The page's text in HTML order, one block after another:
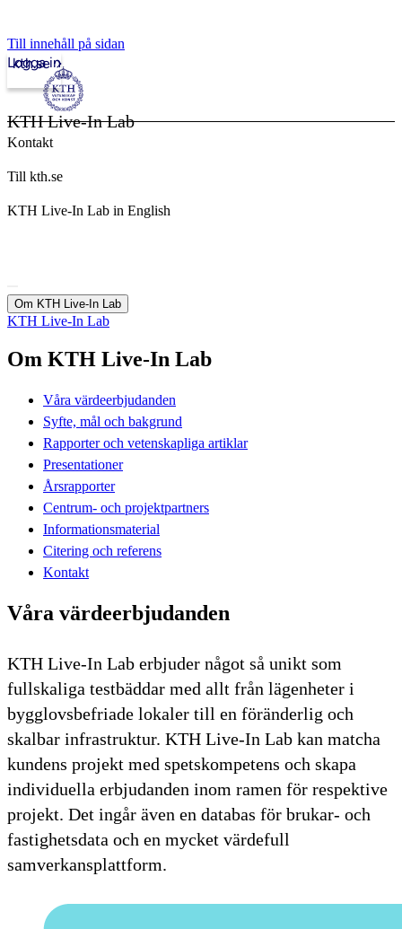
Till innehåll på sidan
kth.se
Logga in
KTH Live-In Lab
Kontakt
Till kth.se
KTH Live-In Lab in English
Om KTH Live-In Lab
KTH Live-In Lab
Om KTH Live-In Lab
Våra värdeerbjudanden
Syfte, mål och bakgrund
Rapporter och vetenskapliga artiklar
Presentationer
Årsrapporter
Centrum- och projektpartners
Informationsmaterial
Citering och referens
Kontakt
Våra värdeerbjudanden
KTH Live-In Lab erbjuder något så unikt som
fullskaliga testbäddar med allt från lägenheter i
bygglovsbefriade lokaler till en föränderlig och
skalbar infrastruktur. KTH Live-In Lab kan matcha
kundens projekt med spetskompetens och skapa
individuella erbjudanden inom ramen för respektive
projekt. Det ingår även en databas för brukar- och
fastighetsdata och en mycket värdefull
samverkansplattform.